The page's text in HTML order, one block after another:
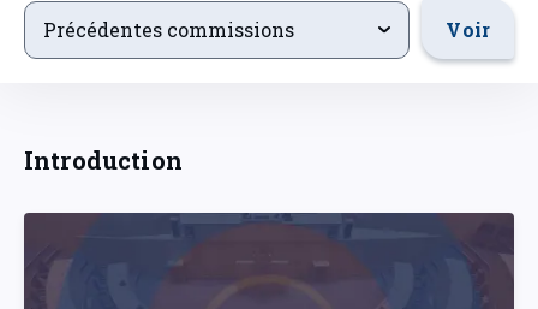
precedentsevenements
Précédentes commissions Voir
Introduction